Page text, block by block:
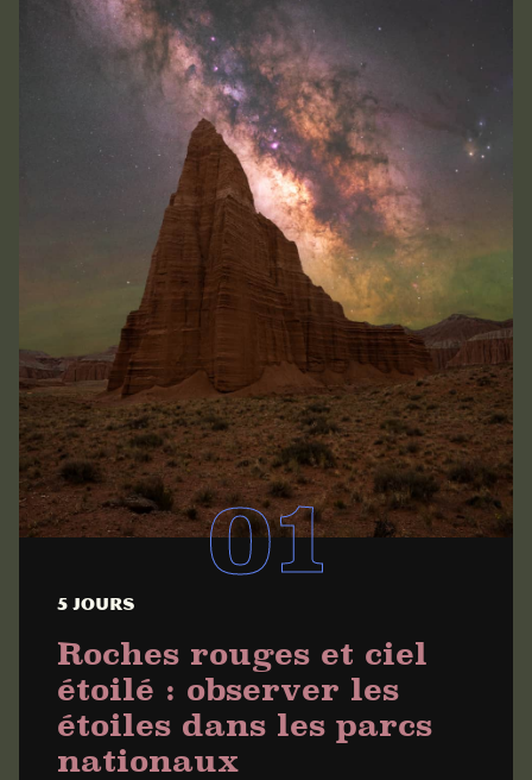
5 jours
Roches rouges et ciel
étoilé : observer les
étoiles dans les parcs
nationaux